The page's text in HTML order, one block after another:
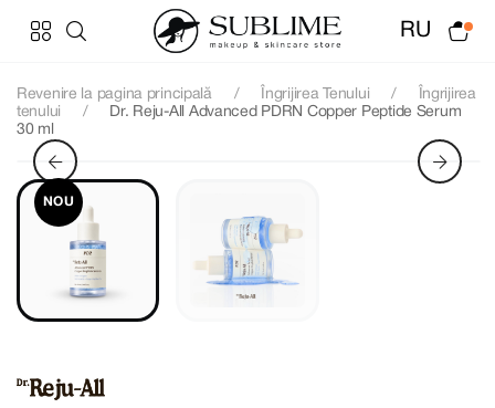
RU
Revenire la pagina principală Îngrijirea Tenului
Îngrijirea
tenului
Dr. Reju-All Advanced PDRN Copper Peptide Serum
30 ml
NOU